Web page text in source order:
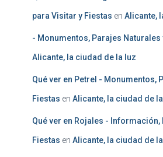
para Visitar y Fiestas en Alicante,
- Monumentos, Parajes Naturales
Alicante, la ciudad de la luz
Qué ver en Petrel - Monumentos,
Fiestas en Alicante, la ciudad de
Qué ver en Rojales - Información,
Fiestas en Alicante, la ciudad de